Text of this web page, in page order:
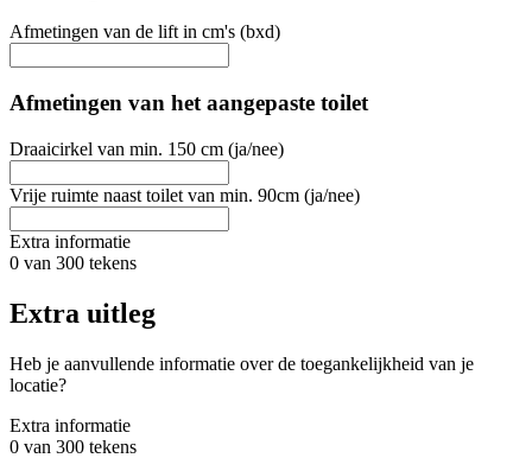
Afmetingen van de lift in cm's (bxd)
Afmetingen van het aangepaste toilet
Draaicirkel van min. 150 cm (ja/nee)
Vrije ruimte naast toilet van min. 90cm (ja/nee)
Extra informatie
0 van 300 tekens
Extra uitleg
Heb je aanvullende informatie over de toegankelijkheid van je
locatie?
Extra informatie
0 van 300 tekens